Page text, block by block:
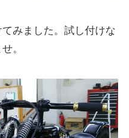
みました。試し付けな
。